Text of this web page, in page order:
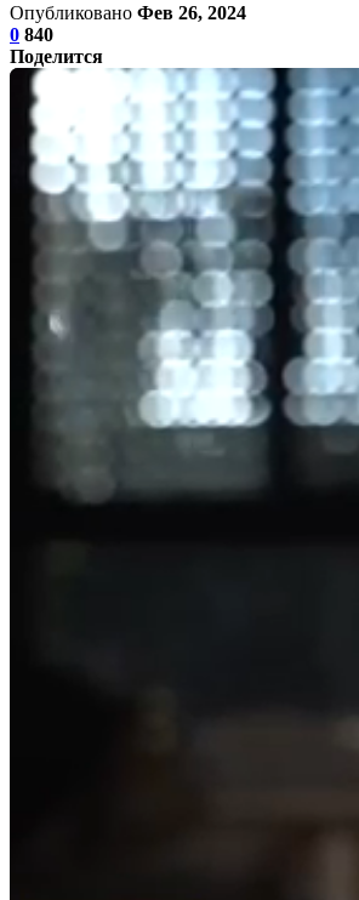
Опубликовано Фев 26, 2024
0 840
Поделится